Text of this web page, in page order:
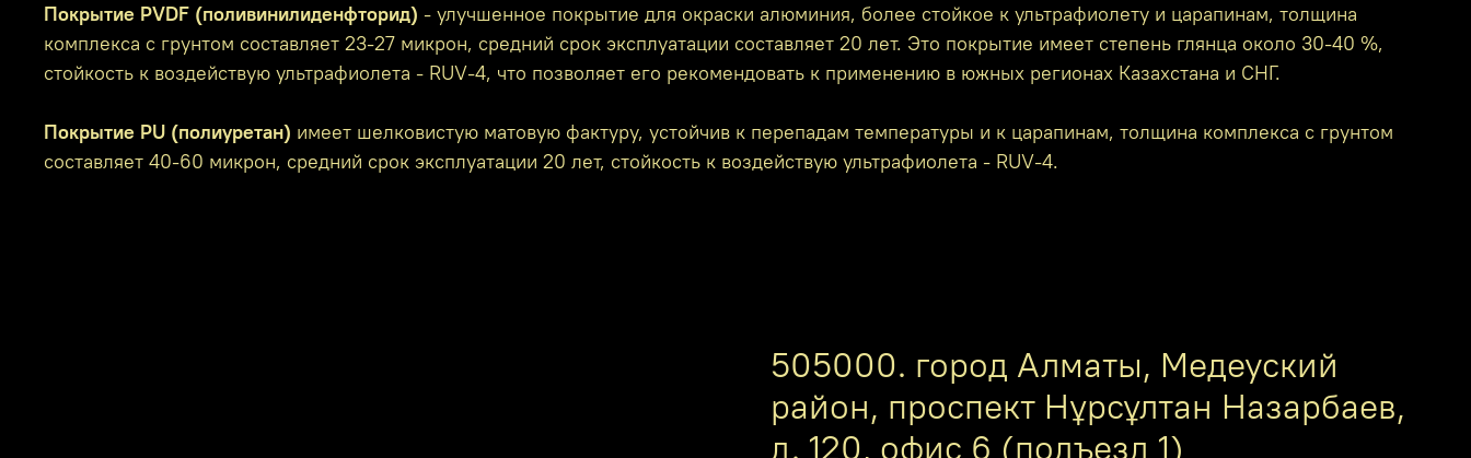
Покрытие PVDF (поливинилиденфторид) - улучшенное покрытие для окраски алюминия, более стойкое к ультрафиолету и царапинам, толщина
комплекса с грунтом составляет 23-27 микрон, средний срок эксплуатации составляет 20 лет. Это покрытие имеет степень глянца около 30-40 %,
стойкость к воздействую ультрафиолета - RUV-4, что позволяет его рекомендовать к применению в южных регионах Казахстана и СНГ.
Покрытие PU (полиуретан) имеет шелковистую матовую фактуру, устойчив к перепадам температуры и к царапинам, толщина комплекса с грунтом
составляет 40-60 микрон, средний срок эксплуатации 20 лет, стойкость к воздействую ультрафиолета - RUV-4.
505000. город Алматы, Медеуский
район, проспект Нұрсұлтан Назарбаев,
д. 120, офис 6 (подъезд 1)